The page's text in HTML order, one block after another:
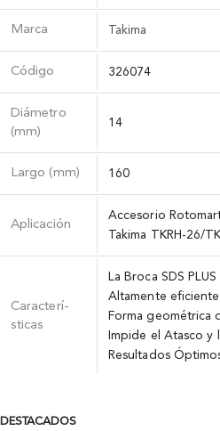
Marca Takima
Código 326074
Diámetro
(mm)
14
Largo (mm) 160
Aplicación
Accesorio
Takima TKRH-26/
Caracterí­
sticas
La Broca SDS
Altamente
Forma geométrica
Impide el Atasco y
Resultados
DESTACADOS